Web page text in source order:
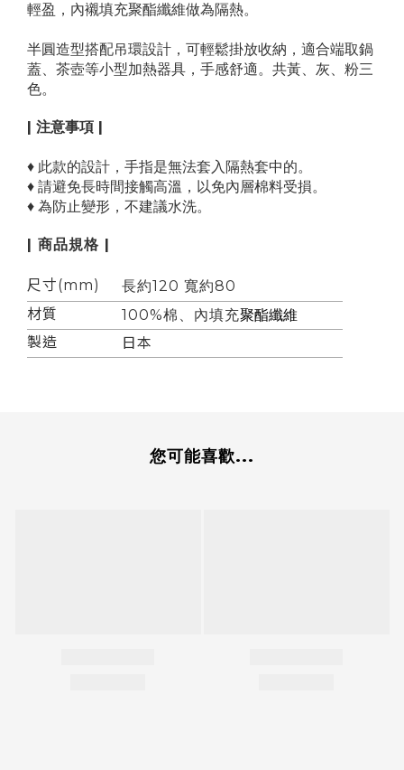
輕盈， 內襯填充聚酯纖維做為隔熱。
半圓造型搭配吊環設計，可輕鬆掛放收納，適合端取鍋
蓋、茶壺等小型加熱器具，手感舒適。共黃、灰、粉三
色。
| 注意事項 |
♦ 此款的設計，手指是無法套入隔熱套中的。
♦ 請避免長時間接觸高溫，以免內層棉料受損。
♦ 為防止變形，不建議水洗。
| 商品規格 |
尺寸(mm)
長約120 寬約80
材質
100%棉、內填充聚酯纖維
製造
日本
您可能喜歡...